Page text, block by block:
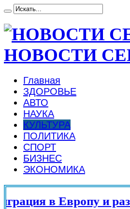
НОВОСТИ
Главная
ЗДОРОВЬЕ
АВТО
НАУКА
КУЛЬТУРА
ПОЛИТИКА
СПОРТ
БИЗНЕС
ЭКОНОМИКА
в Европу и